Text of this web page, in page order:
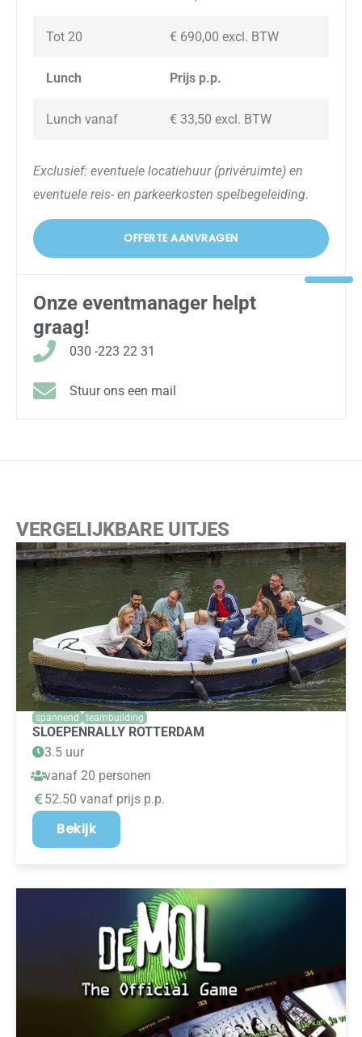
Tot 20 € 690,00 excl. BTW
Lunch Prijs p.p.
Lunch vanaf € 33,50 excl. BTW
Exclusief: eventuele locatiehuur (privéruimte) en
eventuele reis- en parkeerkosten spelbegeleiding.
OFFERTE AANVRAGEN
Onze eventmanager helpt
graag!
030 -223 22 31
Stuur ons een mail
VERGELIJKBARE UITJES
spannend teambuilding
SLOEPENRALLY ROTTERDAM
3.5 uur
vanaf 20 personen
52.50 vanaf prijs p.p.
Bekijk